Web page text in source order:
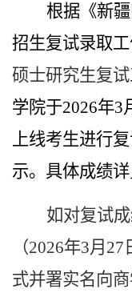
根据《新
招生复试录取工
硕士研究生复试
学院于2026年3
上线考生进行
示。 具体成绩详
如对复试
（2026年3月 27
式并署实名向商